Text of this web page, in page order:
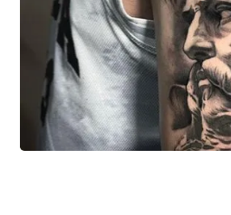
Lade Bilder von deinen
Projekten und eurem
Kunden zu zeigen was sie